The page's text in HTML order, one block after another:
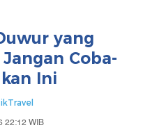
yang
Coba-
Ini
22:12 WIB